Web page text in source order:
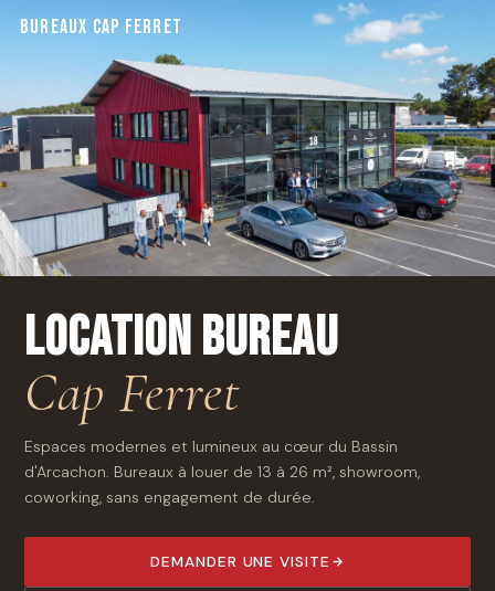
BUREAUX CAP FERRET
Location Bureau
Cap Ferret
Espaces modernes et lumineux au cœur du Bassin
d'Arcachon. Bureaux à louer de 13 à 26 m², showroom,
coworking, sans engagement de durée.
DEMANDER UNE VISITE